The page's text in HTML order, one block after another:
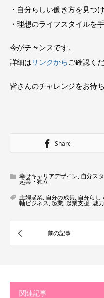
・自分らしい働き方を見つ
・理想のライフスタイルを
今がチャンスです。
詳細は リンクから ご確認くだ
皆さんのチャレンジをお待
Share
幸せキャリアデザイン, 自分ス
起業・独立
主婦起業, 自分の成長, 自分らし
軸ビジネス,起業, 起業支援,魅力
関連記事